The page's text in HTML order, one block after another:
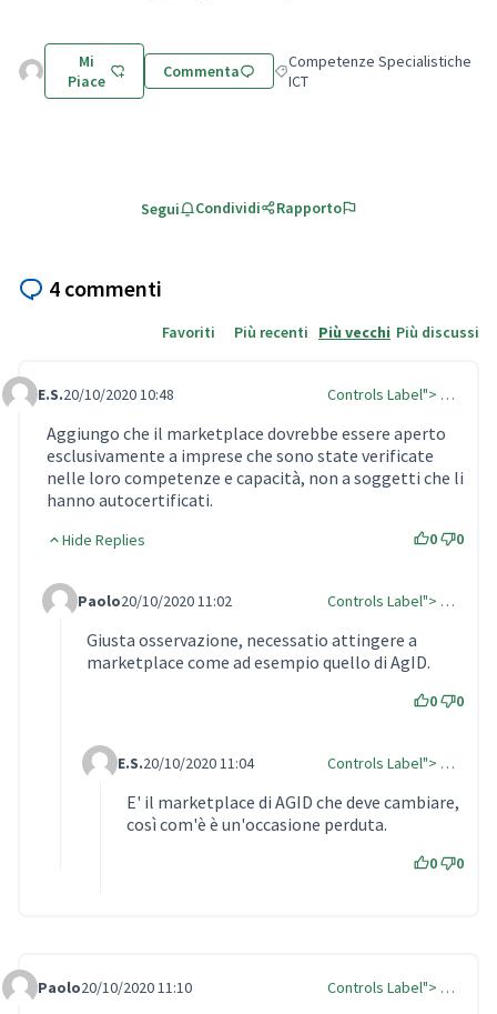
Mi
Piace
Commenta Filtra i risultati per categoria:
Competenze Specialistiche
ICT
Segui Condividi Rapporto
4 commenti
Favoriti Più recenti Più vecchi Più discussi
Comment Label
E.S.20/10/2020 10:48 Controls Label"> …
Aggiungo che il marketplace dovrebbe essere aperto
esclusivamente a imprese che sono state verificate
nelle loro competenze e capacità, non a soggetti che li
hanno autocertificati.
Hide Replies 0 0
Comment Label Reply
Paolo20/10/2020 11:02 Controls Label"> …
Giusta osservazione, necessatio attingere a
marketplace come ad esempio quello di AgID.
0 0
Comment Label Reply
E.S.20/10/2020 11:04 Controls Label"> …
E' il marketplace di AGID che deve cambiare,
così com'è è un'occasione perduta.
0 0
Comment Label
Paolo20/10/2020 11:10 Controls Label"> …